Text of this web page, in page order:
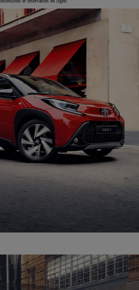
familialeou unSUV , retrouvez tous les types de véhicules
et réservables en ligne.